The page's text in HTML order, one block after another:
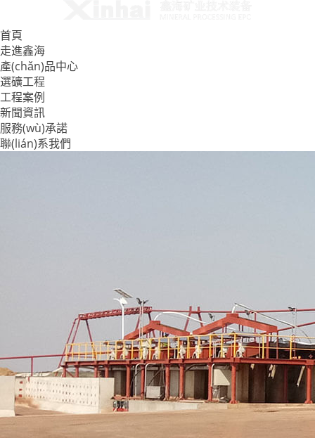
首頁
走進鑫海
產(chǎn)品中心
選礦工程
工程案例
新聞資訊
服務(wù)承諾
聯(lián)系我們